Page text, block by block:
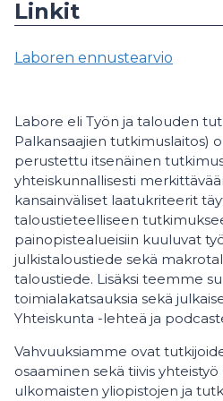
Linkit
Laboren ennustearvio
Labore eli Työn ja talouden
Palkansaajien tutkimuslaitos)
perustettu itsenäinen
yhteiskunnallisesti
kansainväliset laatukriteerit
taloustieteelliseen
painopistealueisiin kuuluvat
julkistaloustiede sekä
taloustiede. Lisäksi teemme
toimialakatsauksia sekä
Yhteiskunta -lehteä ja
Vahvuuksiamme ovat
osaaminen sekä tiivis
ulkomaisten yliopistojen ja